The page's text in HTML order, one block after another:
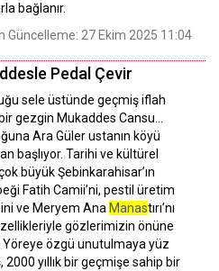
bağlanır.
Güncelleme: 27 Ekim 2025 11:04
Pedal Çevir
sele üstünde geçmiş iflah
gezgin Mukaddes Cansu…
Ara Güler ustanın köyü
başlıyor. Tarihi ve kültürel
büyük Şebinkarahisar’ın
Fatih Camii’ni, pestil üretim
ve Meryem Ana Manastırı’nı
gözlerimizin önüne
Yöreye özgü unutulmaya yüz
yıllık bir geçmişe sahip bir